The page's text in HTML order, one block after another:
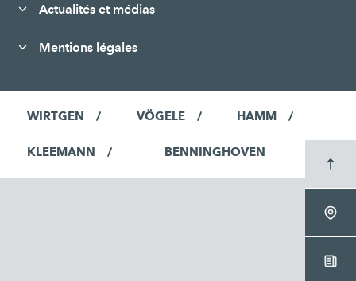
Actualités et médias
Mentions légales
WIRTGEN VÖGELE HAMM
KLEEMANN BENNINGHOVEN